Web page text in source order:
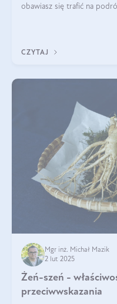
obawiasz się trafić na
CZYTAJ
Mgr inż. Michał Mazik
2 lut 2025
Żeń-szeń -
przeciwwskazania